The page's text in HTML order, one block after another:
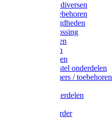
Koe / Stier diversen
Melkers toebehoren
Stalbenodigdheden
Kalververlossing
Stierenringen
Onthoornen
Kalverflessen
Koerugborstel onderdelen
Kalveremmers / toebehoren
Koelift onderdelen
Uieronthaarder